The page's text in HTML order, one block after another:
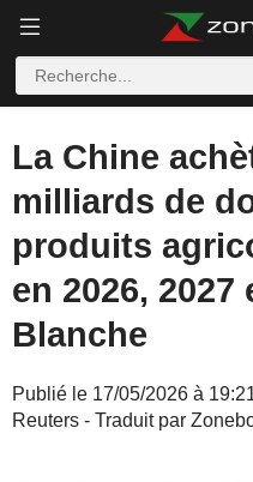
La Chine
milliards de
produits
en 2026, 2027
Blanche
Publié le 17/05/2026 à
Reuters - Traduit par